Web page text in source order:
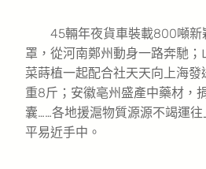
45輛年夜貨車裝載800噸新
罩，從河南鄭州動身一路奔馳
菜蒔植一起配合社天天向上海發
重8斤；安徽亳州盛產中藥材，
囊……各地援滬物質源源不竭運
平易近手中。